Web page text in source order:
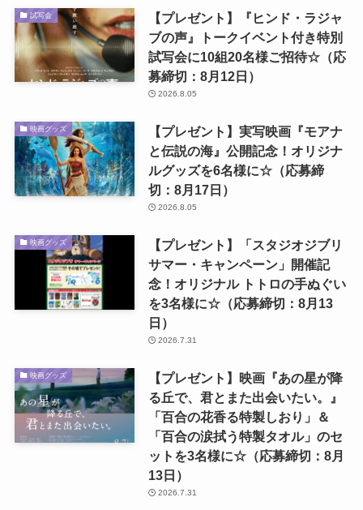
試写会
【プレゼント】『ヒンド・ラジャ
ブの声』トークイベント付き特別
試写会に10組20名様ご招待☆（応
募締切：8月12日）
2026.8.05
映画グッズ
【プレゼント】実写映画『モアナ
と伝説の海』公開記念！オリジナ
ルグッズを6名様に☆（応募締
切：8月17日）
2026.8.05
映画グッズ
【プレゼント】「スタジオジブリ
サマー・キャンペーン」開催記
念！オリジナル トトロの手ぬぐい
を3名様に☆（応募締切：8月13
日）
2026.7.31
映画グッズ
【プレゼント】映画『あの星が降
る丘で、君とまた出会いたい。』
「百合の花香る特製しおり」＆
「百合の涙拭う特製タオル」のセ
ットを3名様に☆（応募締切：8月
13日）
2026.7.31